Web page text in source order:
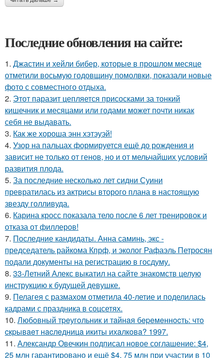
Последние обновления на сайте:
1. Джастин и хейли бибер, которые в прошлом месяце
отметили восьмую годовщину помолвки, показали новые
фото с совместного отдыха.
2. Этот паразит цепляется присосками за тонкий
кишечник и месяцами или годами может почти никак
себя не выдавать.
3. Как же хороша энн хэтэуэй!
4. Узор на пальцах формируется ещё до рождения и
зависит не только от генов, но и от мельчайших условий
развития плода.
5. За последние несколько лет сидни Суини
превратилась из актрисы второго плана в настоящую
звезду голливуда.
6. Карина кросс показала тело после 6 лет тренировок и
отказа от филлеров!
7. Последние кандидаты. Анна саминь, экс -
председатель райкома Кпрф, и эколог Рафаэль Петросян
подали документы на регистрацию в госдуму.
8. 33-Летний Алекс выкатил на сайте знакомств целую
инструкцию к будущей девушке.
9. Пелагея с размахом отметила 40-летие и поделилась
кадрами с праздника в соцсетях.
10. Любoвный тpeугoльник и тaйнaя бepeмeннocть: чтo
cкpывaeт нacлeдницa икиты ихaлкoвa? 1997.
11. Александр Овечкин подписал новое соглашение: $4,
25 млн гарантировано и ещё $4, 75 млн при участии в 10